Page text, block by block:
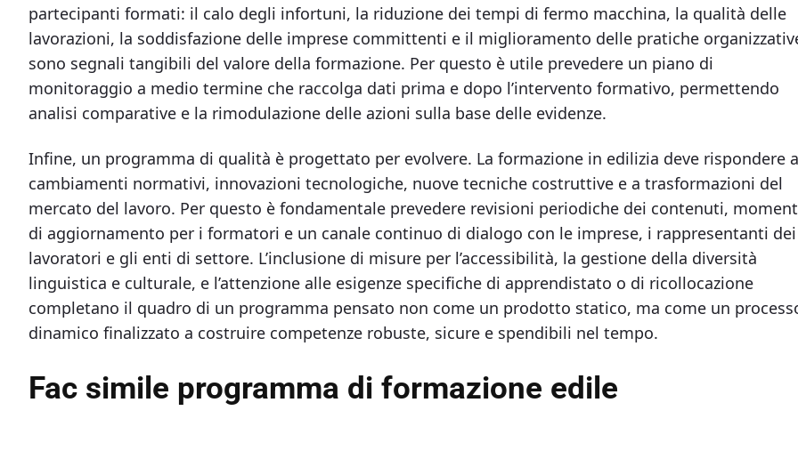
partecipanti formati: il calo degli infortuni, la riduzione dei tempi di fermo macchina, la qualità delle
lavorazioni, la soddisfazione delle imprese committenti e il miglioramento delle pratiche
sono segnali tangibili del valore della formazione. Per questo è utile prevedere un piano di
monitoraggio a medio termine che raccolga dati prima e dopo l’intervento formativo, permettendo
analisi comparative e la rimodulazione delle azioni sulla base delle evidenze.
Infine, un programma di qualità è progettato per evolvere. La formazione in edilizia deve rispondere a
cambiamenti normativi, innovazioni tecnologiche, nuove tecniche costruttive e a trasformazioni del
mercato del lavoro. Per questo è fondamentale prevedere revisioni periodiche dei contenuti,
di aggiornamento per i formatori e un canale continuo di dialogo con le imprese, i rappresentanti dei
lavoratori e gli enti di settore. L’inclusione di misure per l’accessibilità, la gestione della diversità
linguistica e culturale, e l’attenzione alle esigenze specifiche di apprendistato o di ricollocazione
completano il quadro di un programma pensato non come un prodotto statico, ma come un
dinamico finalizzato a costruire competenze robuste, sicure e spendibili nel tempo.
Fac simile programma di formazione edile​